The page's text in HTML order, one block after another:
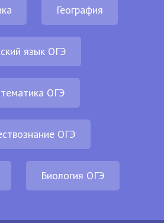
География
язык ОГЭ
ОГЭ
ОГЭ
Биология ОГЭ